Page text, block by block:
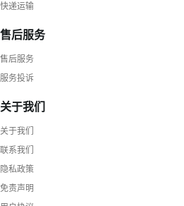
快递运输
售后服务
售后服务
服务投诉
关于我们
关于我们
联系我们
隐私政策
免责声明